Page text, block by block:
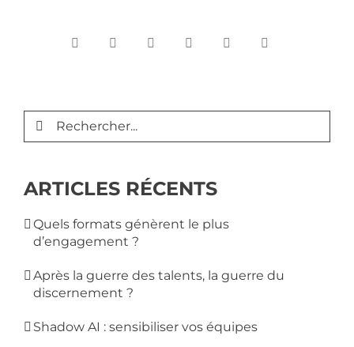
Rechercher:
ARTICLES RÉCENTS
Quels formats génèrent le plus
d’engagement ?
Après la guerre des talents, la guerre du
discernement ?
Shadow AI : sensibiliser vos équipes